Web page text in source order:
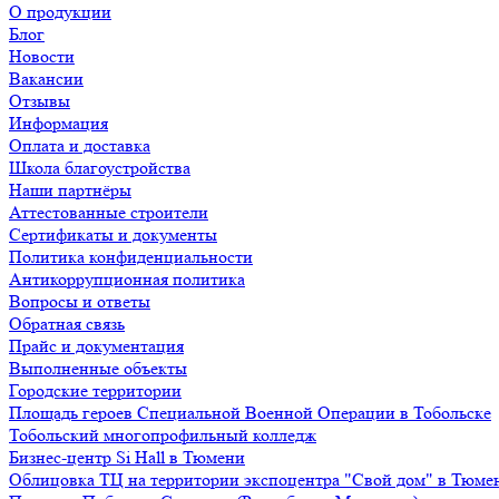
О продукции
Блог
Новости
Вакансии
Отзывы
Информация
Оплата и доставка
Школа благоустройства
Наши партнёры
Аттестованные строители
Сертификаты и документы
Политика конфиденциальности
Антикоррупционная политика
Вопросы и ответы
Обратная связь
Прайс и документация
Выполненные объекты
Городские территории
Площадь героев Специальной Военной Операции в Тобольске
Тобольский многопрофильный колледж
Бизнес-центр Si Hall в Тюмени
Облицовка ТЦ на территории экспоцентра "Свой дом" в